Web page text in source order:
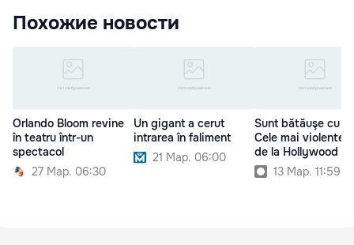
Похожие новости
Orlando Bloom revine
în teatru într-un
spectacol
27 Мар. 06:30
Un gigant a cerut
intrarea în faliment
21 Мар. 06:00
Sunt bătăuşe cu
Cele mai violente
de la Hollywood
13 Мар. 11:59